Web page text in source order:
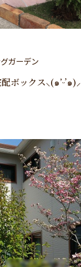
ガーデン
ボックス⸜(๑’ᵕ’๑)⸝